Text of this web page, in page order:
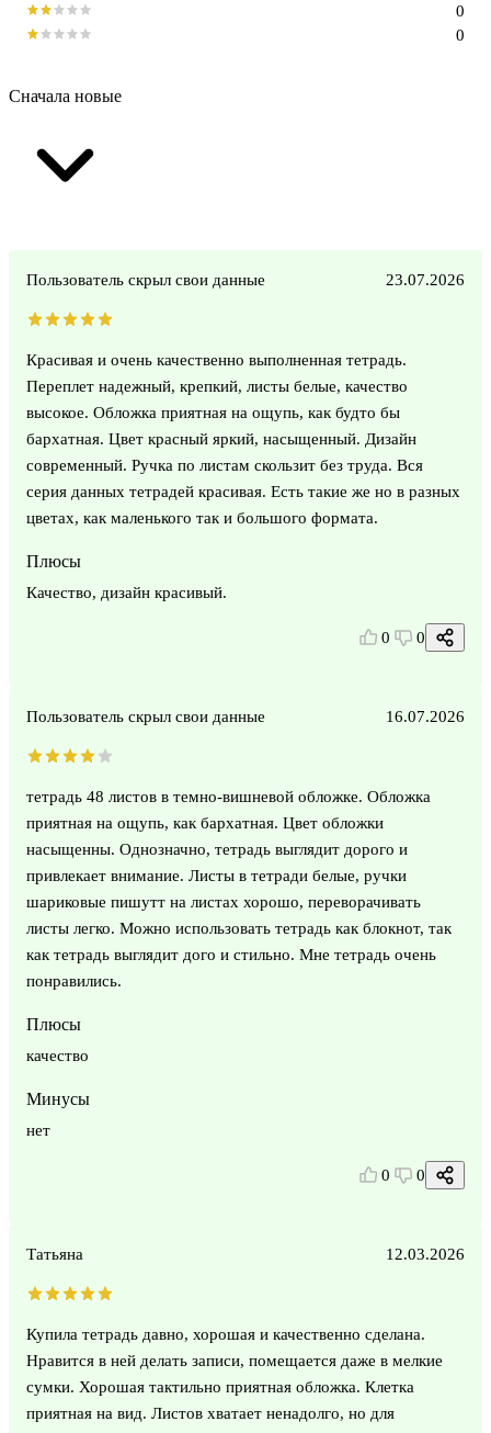
0
0
Сначала новые
Пользователь скрыл свои данные 23.07.2026
Красивая и очень качественно выполненная тетрадь.
Переплет надежный, крепкий, листы белые, качество
высокое. Обложка приятная на ощупь, как будто бы
бархатная. Цвет красный яркий, насыщенный. Дизайн
современный. Ручка по листам скользит без труда. Вся
серия данных тетрадей красивая. Есть такие же но в разных
цветах, как маленького так и большого формата.
Плюсы
Качество, дизайн красивый.
0 0
Пользователь скрыл свои данные 16.07.2026
тетрадь 48 листов в темно-вишневой обложке. Обложка
приятная на ощупь, как бархатная. Цвет обложки
насыщенны. Однозначно, тетрадь выглядит дорого и
привлекает внимание. Листы в тетради белые, ручки
шариковые пишутт на листах хорошо, переворачивать
листы легко. Можно использовать тетрадь как блокнот, так
как тетрадь выглядит дого и стильно. Мне тетрадь очень
понравились.
Плюсы
качество
Минусы
нет
0 0
Татьяна 12.03.2026
Купила тетрадь давно, хорошая и качественно сделана.
Нравится в ней делать записи, помещается даже в мелкие
сумки. Хорошая тактильно приятная обложка. Клетка
приятная на вид. Листов хватает ненадолго, но для